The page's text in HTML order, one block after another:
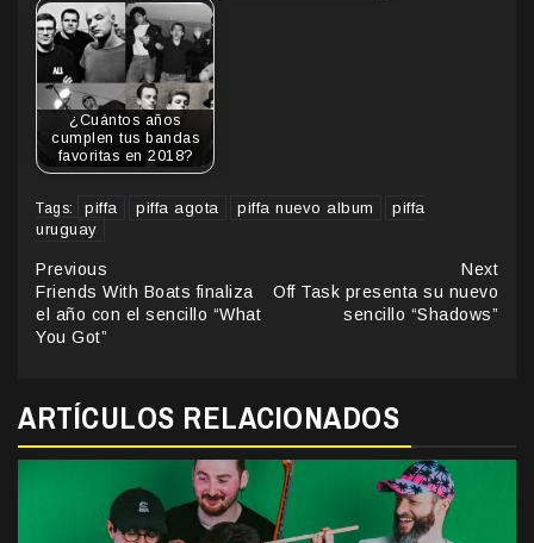
¿Cuántos años
cumplen tus bandas
favoritas en 2018?
Tags: piffa piffa agota piffa nuevo album
piffa
uruguay
Continue
Reading
Previous
Friends With Boats finaliza
el año con el sencillo “What
You Got”
Next
Off Task presenta su nuevo
sencillo “Shadows”
ARTÍCULOS RELACIONADOS